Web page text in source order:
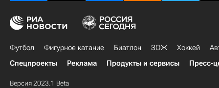
Футбол Фигурное катание Биатлон ЗОЖ Хоккей
Спецпроекты
Реклама Продукты и сервисы Пресс-
Версия 2023.1 Beta